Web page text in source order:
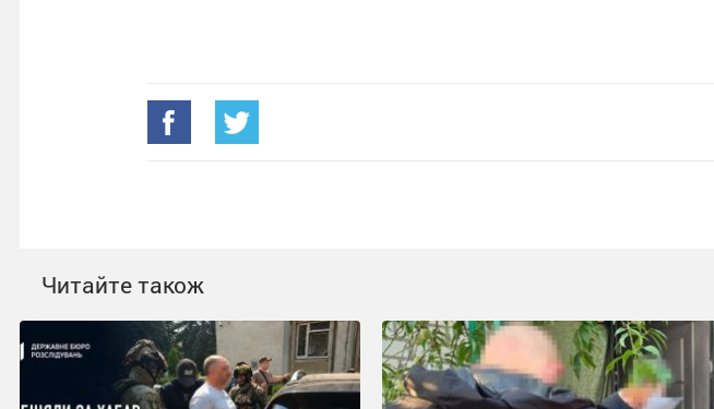
Читайте також